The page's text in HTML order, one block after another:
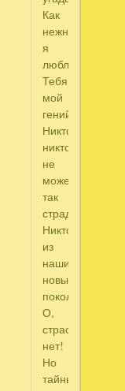
Как
нежно
я
люблю
Тебя,
мой
гений?
Никто,
никто
не
может
так
страдать,
Никто
из
наших
новых
поколений.
О,
страсти
нет!
Но
тайные